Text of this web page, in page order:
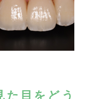
た目をどう